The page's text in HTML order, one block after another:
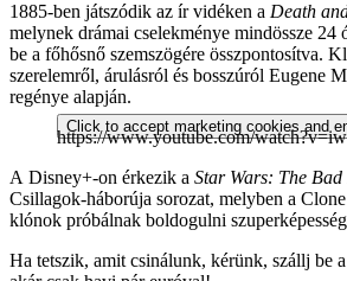
Click to accept marketing cookies and
1885-ben játszódik az ír vidéken a Death
melynek drámai cselekménye mindössze 24
be a főhősnő szemszögére összpontosítva.
szerelemről, árulásról és bosszúról Eugene
regénye alapján.
https://www.youtube.com/
A Disney+-on érkezik a Star Wars: The Bad
Csillagok-háborúja sorozat, melyben a
klónok próbálnak boldogulni
Ha tetszik, amit csinálunk, kérünk, szállj be